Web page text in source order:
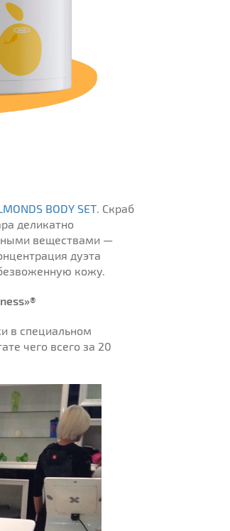
BODY SET. Скраб
деликатно
веществами —
дуэта
кожу.
в специальном
чего всего за 20